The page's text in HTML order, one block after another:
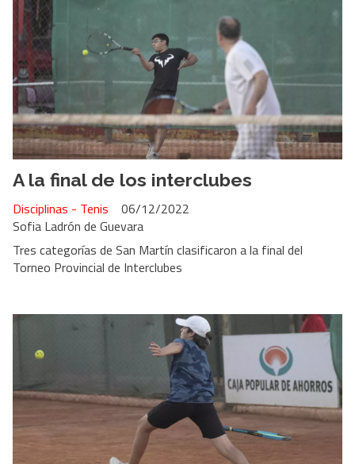
A la final de los interclubes
Sofia Ladrón de Guevara
Disciplinas - Tenis 06/12/2022
Tres categorías de San Martín clasificaron a la final del
Torneo Provincial de Interclubes